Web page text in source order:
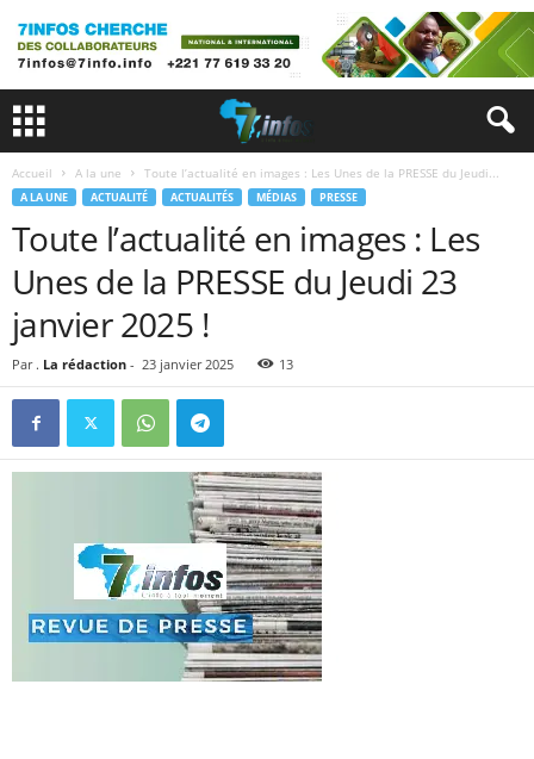
Accueil A la une Toute l’actualité en images : Les Unes de la PRESSE du Jeudi...
A LA UNE ACTUALITÉ ACTUALITÉS MÉDIAS PRESSE
Toute l’actualité en images : Les
Unes de la PRESSE du Jeudi 23
janvier 2025 !
Par . La rédaction - 23 janvier 2025 13